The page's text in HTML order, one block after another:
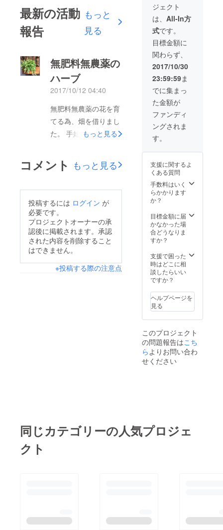
最新の活動
報告
もっと
見る
無肥料無農薬の
ハーブ
2017/10/12 04:40
無肥料無農薬の花を育
てる為、畑を借りまし
た。 手始めにハーブ
ての収穫。レモンバジ
ル。無肥料無農薬で
す。これを使ってブー
ケを作ります。
もっと見る
コメント もっと見る
投稿するには ログイン が
必要です。
プロジェクトオーナーの承
認後に掲載されます。承認
された内容を削除すること
はできません。
※投稿する際の注意点
ジェクト
は、 All-In方
式です。
目標金額に
関わらず、
2017/10/30
23:59:59ま
でに集まっ
た金額が
ファンディ
ングされま
す。
支援に関するよ
くある質問
手数料はいく
らかかります
か？
目標金額に届
かなかった場
合どうなりま
すか？
支援で困った
時はどこに相
談したらいい
ですか？
ヘルプページを
見る
このプロジェクト
の問題報告はこち
ら よりお問い合わ
せください
同じカテゴリーの人気プロジェ
クト